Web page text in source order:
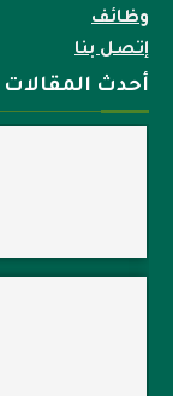
وظائف
إتصل بنا
أحدث المقالات